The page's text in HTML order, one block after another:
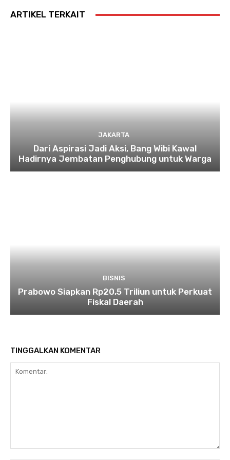
ARTIKEL TERKAIT
JAKARTA
Dari Aspirasi Jadi Aksi, Bang Wibi Kawal
Hadirnya Jembatan Penghubung untuk Warga
BISNIS
Prabowo Siapkan Rp20,5 Triliun untuk Perkuat
Fiskal Daerah
TINGGALKAN KOMENTAR